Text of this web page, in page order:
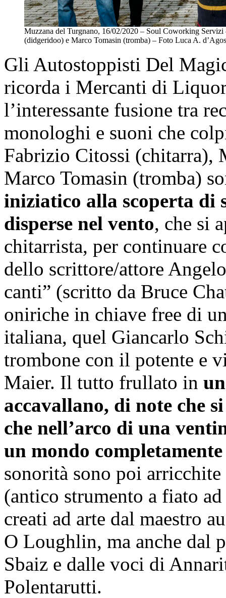
Muzzana del Turgnano, 16/02/2020 – Soul Coworking
(didgeridoo) e Marco Tomasin (tromba) – Foto Luca A.
Gli Autostoppisti Del
ricorda i Mercanti di
l’interessante fusione tra
monologhi e suoni che
Fabrizio Citossi (chitarra),
Marco Tomasin (tromba)
iniziatico alla scoperta di
disperse nel vento, che si
chitarrista, per continuare
dello scrittore/attore
canti” (scritto da Bruce
oniriche in chiave free di
italiana, quel Giancarlo
trombone con il potente e
Maier. Il tutto frullato in
accavallano, di note che
che nell’arco di una
un mondo
sonorità sono poi
(antico strumento a fiato
creati ad arte dal maestro
O Loughlin, ma anche dal
Sbaiz e dalle voci di
Polentarutti.